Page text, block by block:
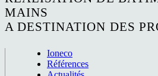
MAINS
A DESTINATION DES
Ioneco
Références